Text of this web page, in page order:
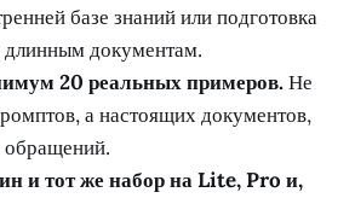
базе знаний или подготовка
длинным документам.
20 реальных примеров.Не
а настоящих документов,
обращений.
и тот же набор на Lite, Pro и,